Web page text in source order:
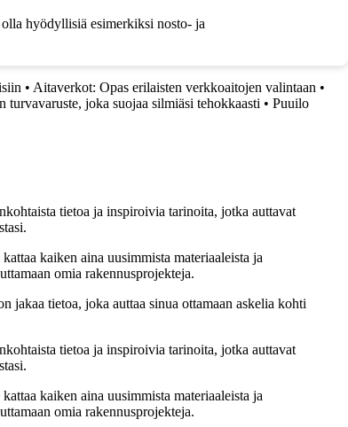
hyödyllisiä esimerkiksi nosto- ja
• Aitaverkot: Opas erilaisten verkkoaitojen valintaan •
turvavaruste, joka suojaa silmiäsi tehokkaasti • Puuilo
tietoa ja inspiroivia tarinoita, jotka auttavat
kaiken aina uusimmista materiaaleista ja
omia rakennusprojekteja.
jakaa tietoa, joka auttaa sinua ottamaan askelia kohti
tietoa ja inspiroivia tarinoita, jotka auttavat
kaiken aina uusimmista materiaaleista ja
omia rakennusprojekteja.